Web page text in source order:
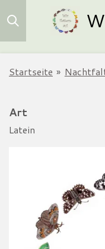
Zum
Hauptinhalt
Startseite »
Art
Latein